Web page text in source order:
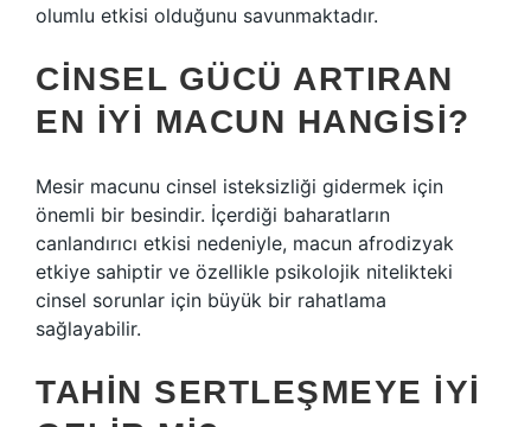
olumlu etkisi olduğunu savunmaktadır.
CINSEL GÜCÜ ARTIRAN
EN IYI MACUN HANGISI?
Mesir macunu cinsel isteksizliği gidermek için
önemli bir besindir. İçerdiği baharatların
canlandırıcı etkisi nedeniyle, macun afrodizyak
etkiye sahiptir ve özellikle psikolojik nitelikteki
cinsel sorunlar için büyük bir rahatlama
sağlayabilir.
TAHIN SERTLEŞMEYE IYI